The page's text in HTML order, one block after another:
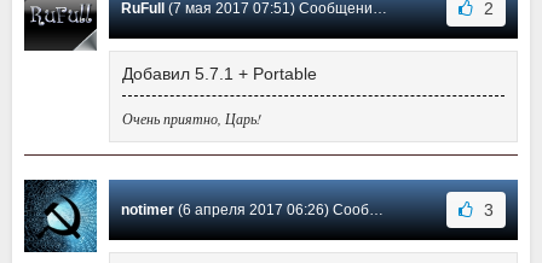
RuFull(7 мая 2017 07:51) Сообщение #57 2
Добавил 5.7.1 + Portable
Очень приятно, Царь!
notimer(6 апреля 2017 06:26) Сообщение #56 3